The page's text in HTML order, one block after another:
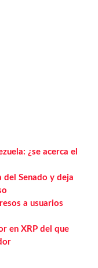
¿se acerca el
del Senado y deja
a usuarios
en XRP del que